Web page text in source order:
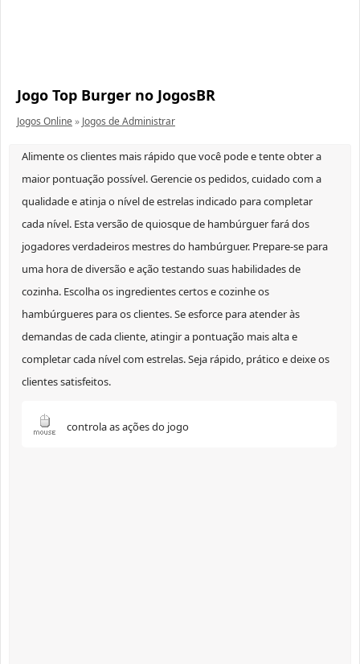
Jogo Top Burger no JogosBR
Jogos Online» Jogos de Administrar
Alimente os clientes mais rápido que você pode e tente obter a
maior pontuação possível. Gerencie os pedidos, cuidado com a
qualidade e atinja o nível de estrelas indicado para completar
cada nível. Esta versão de quiosque de hambúrguer fará dos
jogadores verdadeiros mestres do hambúrguer. Prepare-se para
uma hora de diversão e ação testando suas habilidades de
cozinha. Escolha os ingredientes certos e cozinhe os
hambúrgueres para os clientes. Se esforce para atender às
demandas de cada cliente, atingir a pontuação mais alta e
completar cada nível com estrelas. Seja rápido, prático e deixe os
clientes satisfeitos.
controla as ações do jogo